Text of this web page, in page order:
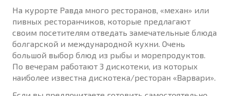
На курорте Равда много ресторанов, «механ» или
пивных ресторанчиков, которые предлагают
своим посетителям отведать замечательные блюда
болгарской и международной кухни. Очень
большой выбор блюд из рыбы и морепродуктов.
По вечерам работают 3 дискотеки, из которых
наиболее известна дискотека/ресторан «Варвари».